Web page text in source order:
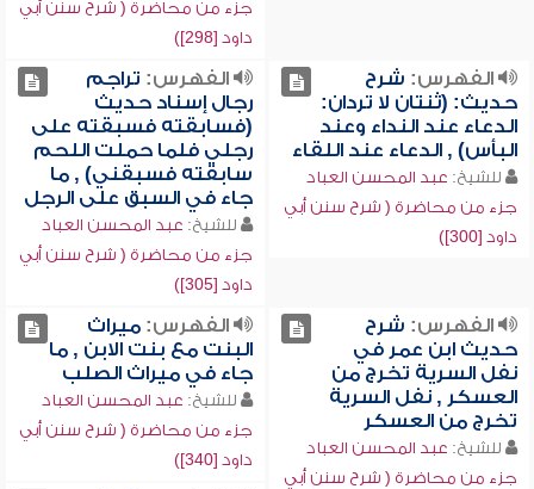
جزء من محاضرة ( شرح سنن أبي
داود [298])
الفهرس: شرح
حديث: (ثنتان لا تردان:
الدعاء عند النداء وعند
البأس) , الدعاء عند اللقاء
للشيخ: عبد المحسن العباد
جزء من محاضرة ( شرح سنن أبي
داود [300])
الفهرس: تراجم
رجال إسناد حديث
(فسابقته فسبقته على
رجلي فلما حملت اللحم
سابقته فسبقني) , ما
جاء في السبق على الرجل
للشيخ: عبد المحسن العباد
جزء من محاضرة ( شرح سنن أبي
داود [305])
الفهرس: شرح
حديث ابن عمر في
نفل السرية تخرج من
العسكر , نفل السرية
تخرج من العسكر
للشيخ: عبد المحسن العباد
جزء من محاضرة ( شرح سنن أبي
الفهرس:ميراث
البنت مع بنت الابن , ما
جاء في ميراث الصلب
للشيخ: عبد المحسن العباد
جزء من محاضرة ( شرح سنن أبي
داود [340])